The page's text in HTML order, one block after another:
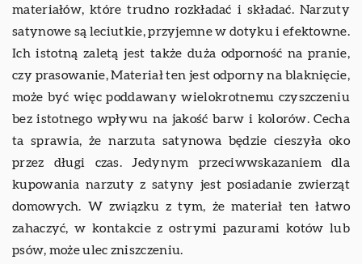
materiałów, które trudno rozkładać i składać. Narzuty
satynowe są leciutkie, przyjemne w dotyku i efektowne.
Ich istotną zaletą jest także duża odporność na pranie,
czy prasowanie, Materiał ten jest odporny na blaknięcie,
może być więc poddawany wielokrotnemu czyszczeniu
bez istotnego wpływu na jakość barw i kolorów. Cecha
ta sprawia, że narzuta satynowa będzie cieszyła oko
przez długi czas. Jedynym przeciwwskazaniem dla
kupowania narzuty z satyny jest posiadanie zwierząt
domowych. W związku z tym, że materiał ten łatwo
zahaczyć, w kontakcie z ostrymi pazurami kotów lub
psów, może ulec zniszczeniu.